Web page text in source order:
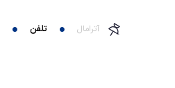
آترامال تلفن